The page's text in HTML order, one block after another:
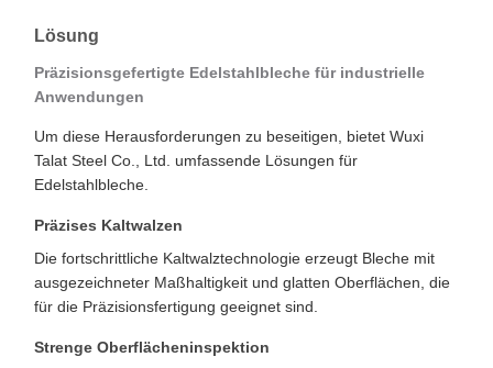
Lösung
Präzisionsgefertigte Edelstahlbleche für industrielle
Anwendungen
Um diese Herausforderungen zu beseitigen, bietet Wuxi
Talat Steel Co., Ltd. umfassende Lösungen für
Edelstahlbleche.
Präzises Kaltwalzen
Die fortschrittliche Kaltwalztechnologie erzeugt Bleche mit
ausgezeichneter Maßhaltigkeit und glatten Oberflächen, die
für die Präzisionsfertigung geeignet sind.
Strenge Oberflächeninspektion